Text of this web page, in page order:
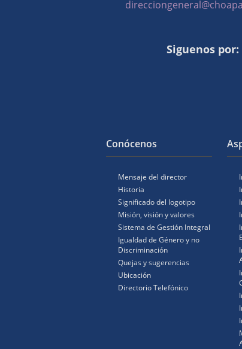
Siguenos por:
Conócenos
Mensaje del director
Historia
Significado del logotipo
Misión, visión y valores
Sistema de Gestión Integral
Igualdad de Género y no
Discriminación
Quejas y sugerencias
Ubicación
Directorio Telefónico